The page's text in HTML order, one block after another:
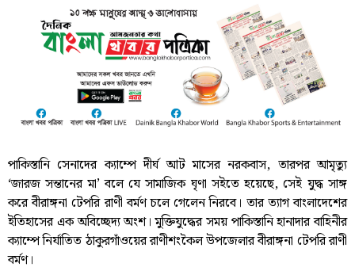
পাকিস্তানি সেনাদের ক্যাম্পে দীর্ঘ আট মাসের নরকবাস, তারপর আমৃত্যু
‘জারজ সন্তানের মা’ বলে যে সামাজিক ঘৃণা সইতে হয়েছে, সেই যুদ্ধ সাঙ্গ
করে বীরাঙ্গনা টেপরি রাণী বর্মণ চলে গেলেন নিরবে। তার ত্যাগ বাংলাদেশের
ইতিহাসের এক অবিচ্ছেদ্য অংশ। মুক্তিযুদ্ধের সময় পাকিস্তানি হানাদার বাহিনীর
ক্যাম্পে নির্যাতিত ঠাকুরগাঁওয়ের রাণীশংকৈল উপজেলার বীরাঙ্গনা টেপরি রাণী
বর্মণ।